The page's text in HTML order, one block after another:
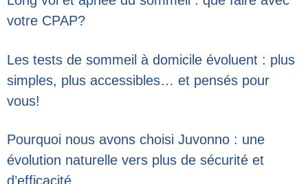
votre CPAP?
Les tests de sommeil à domicile évoluent : plus
simples, plus accessibles… et pensés pour
vous!
Pourquoi nous avons choisi Juvonno : une
évolution naturelle vers plus de sécurité et
d’efficacité